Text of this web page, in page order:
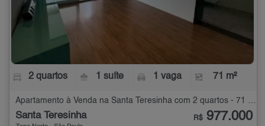
2 quartos 1 suíte 1 vaga 71 m²
Apartamento à Venda na Santa Teresinha com 2 quartos - 71 m²
Santa Teresinha R$ 977.000